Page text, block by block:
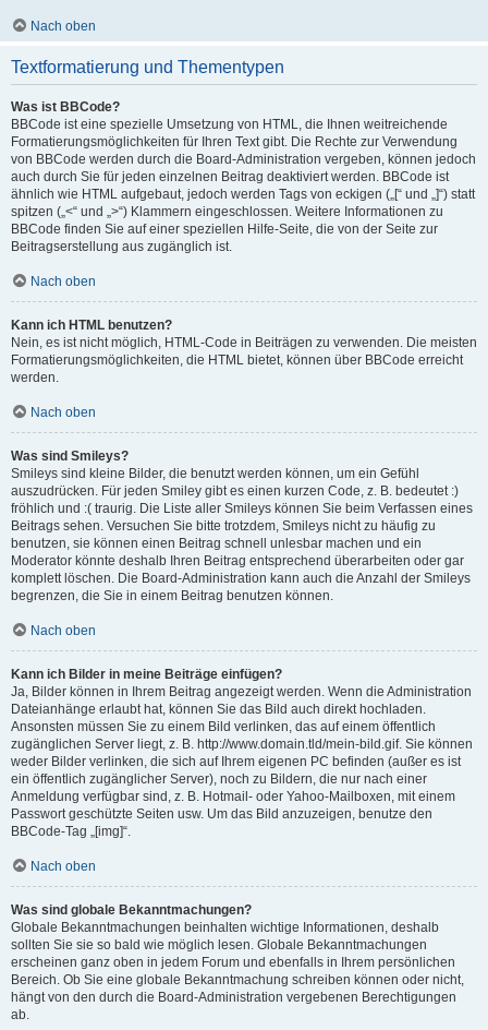
Nach oben
Textformatierung und Thementypen
Was ist BBCode?
BBCode ist eine spezielle Umsetzung von HTML, die Ihnen weitreichende
Formatierungsmöglichkeiten für Ihren Text gibt. Die Rechte zur Verwendung
von BBCode werden durch die Board-Administration vergeben, können jedoch
auch durch Sie für jeden einzelnen Beitrag deaktiviert werden. BBCode ist
ähnlich wie HTML aufgebaut, jedoch werden Tags von eckigen („[“ und „]“) statt
spitzen („<“ und „>“) Klammern eingeschlossen. Weitere Informationen zu
BBCode finden Sie auf einer speziellen Hilfe-Seite, die von der Seite zur
Beitragserstellung aus zugänglich ist.
Nach oben
Kann ich HTML benutzen?
Nein, es ist nicht möglich, HTML-Code in Beiträgen zu verwenden. Die meisten
Formatierungsmöglichkeiten, die HTML bietet, können über BBCode erreicht
werden.
Nach oben
Was sind Smileys?
Smileys sind kleine Bilder, die benutzt werden können, um ein Gefühl
auszudrücken. Für jeden Smiley gibt es einen kurzen Code, z. B. bedeutet :)
fröhlich und :( traurig. Die Liste aller Smileys können Sie beim Verfassen eines
Beitrags sehen. Versuchen Sie bitte trotzdem, Smileys nicht zu häufig zu
benutzen, sie können einen Beitrag schnell unlesbar machen und ein
Moderator könnte deshalb Ihren Beitrag entsprechend überarbeiten oder gar
komplett löschen. Die Board-Administration kann auch die Anzahl der Smileys
begrenzen, die Sie in einem Beitrag benutzen können.
Nach oben
Kann ich Bilder in meine Beiträge einfügen?
Ja, Bilder können in Ihrem Beitrag angezeigt werden. Wenn die Administration
Dateianhänge erlaubt hat, können Sie das Bild auch direkt hochladen.
Ansonsten müssen Sie zu einem Bild verlinken, das auf einem öffentlich
zugänglichen Server liegt, z. B. http://www.domain.tld/mein-bild.gif. Sie können
weder Bilder verlinken, die sich auf Ihrem eigenen PC befinden (außer es ist
ein öffentlich zugänglicher Server), noch zu Bildern, die nur nach einer
Anmeldung verfügbar sind, z. B. Hotmail- oder Yahoo-Mailboxen, mit einem
Passwort geschützte Seiten usw. Um das Bild anzuzeigen, benutze den
BBCode-Tag „[img]“.
Nach oben
Was sind globale Bekanntmachungen?
Globale Bekanntmachungen beinhalten wichtige Informationen, deshalb
sollten Sie sie so bald wie möglich lesen. Globale Bekanntmachungen
erscheinen ganz oben in jedem Forum und ebenfalls in Ihrem persönlichen
Bereich. Ob Sie eine globale Bekanntmachung schreiben können oder nicht,
hängt von den durch die Board-Administration vergebenen Berechtigungen
ab.